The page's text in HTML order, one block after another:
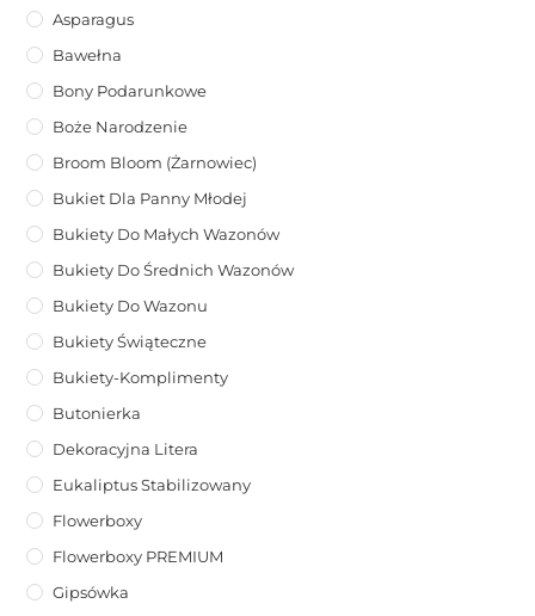
Asparagus
Bawełna
Bony Podarunkowe
Boże Narodzenie
Broom Bloom (żarnowiec)
Bukiet Dla Panny Młodej
Bukiety Do Małych Wazonów
Bukiety Do Średnich Wazonów
Bukiety Do Wazonu
Bukiety Świąteczne
Bukiety-Komplimenty
Butonierka
Dekoracyjna Litera
Eukaliptus Stabilizowany
Flowerboxy
Flowerboxy PREMIUM
Gipsówka